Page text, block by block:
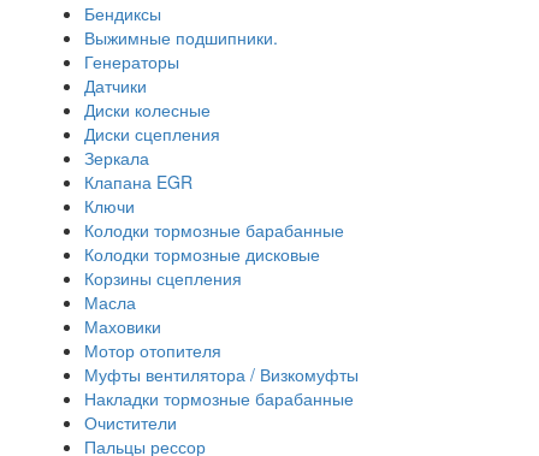
Бендиксы
Выжимные подшипники.
Генераторы
Датчики
Диски колесные
Диски сцепления
Зеркала
Клапана EGR
Ключи
Колодки тормозные барабанные
Колодки тормозные дисковые
Корзины сцепления
Масла
Маховики
Мотор отопителя
Муфты вентилятора / Визкомуфты
Накладки тормозные барабанные
Очистители
Пальцы рессор